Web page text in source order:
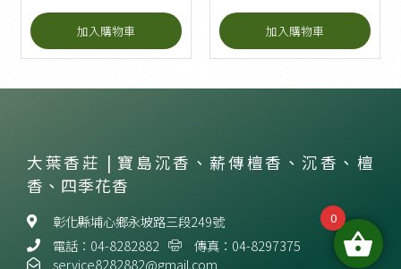
加入購物車 加入購物車
大葉香莊 | 寶島沉香、薪傳檀香、沉香、檀
香、四季花香
彰化縣埔心鄉永坡路三段249號
電話：04-8282882
傳真：04-8297375
service8282882@gmail.com
0